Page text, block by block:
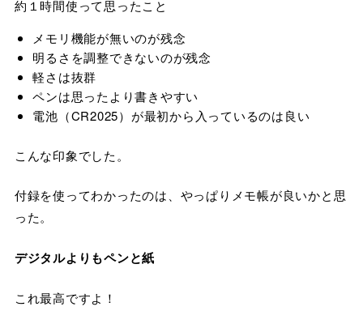
約１時間使って思ったこと
メモリ機能が無いのが残念
明るさを調整できないのが残念
軽さは抜群
ペンは思ったより書きやすい
電池（CR2025）が最初から入っているのは良い
こんな印象でした。
付録を使ってわかったのは、やっぱりメモ帳が良いかと思
った。
デジタルよりもペンと紙
これ最高ですよ！